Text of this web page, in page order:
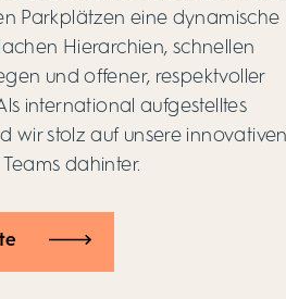
Parkplätzen eine dynamische
Hierarchien, schnellen
und offener, respektvoller
international aufgestelltes
wir stolz auf unsere innovativen
dahinter.